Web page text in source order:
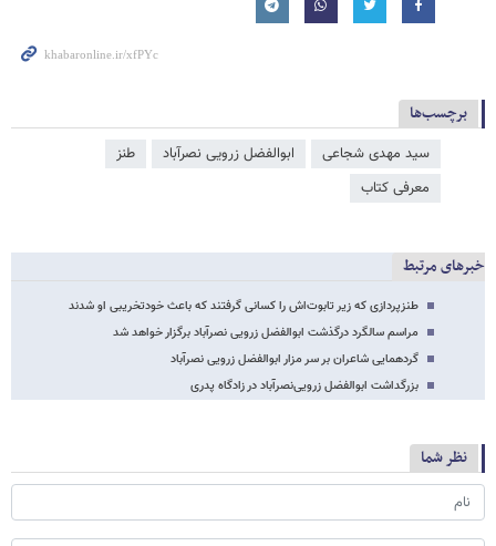
برچسب‌ها
سید مهدی شجاعی ابوالفضل زرویی نصرآباد
طنز
معرفی کتاب
خبرهای مرتبط
طنزپردازی که زیر تابوت‌اش را کسانی گرفتند که باعث خودتخریبی‌ او شدند
مراسم سالگرد درگذشت ابوالفضل زرویی‌ نصرآباد برگزار خواهد شد
گردهمایی شاعران بر سر مزار ابوالفضل زرویی نصرآباد
بزرگداشت ابوالفضل زرویی‌نصرآباد در زادگاه پدری‌
نظر شما